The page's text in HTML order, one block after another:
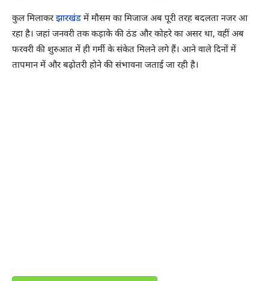
कुल मिलाकरझारखंड में मौसम का मिजाज अब पूरी तरह बदलता नजर आ
रहा है। जहां जनवरी तक कड़ाके की ठंड और कोहरे का असर था, वहीं अब
फरवरी की शुरुआत में ही गर्मी के संकेत मिलने लगे हैं। आने वाले दिनों में
तापमान में और बढ़ोतरी होने की संभावना जताई जा रही है।